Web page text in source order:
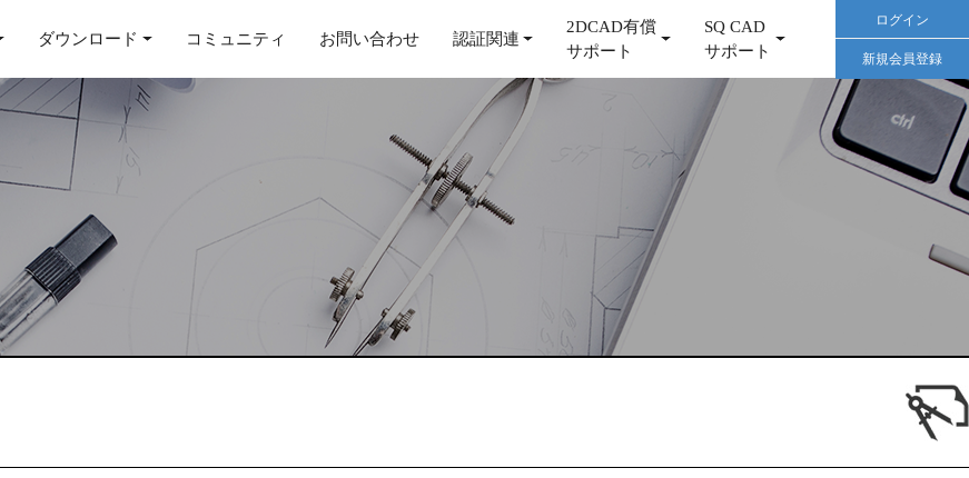
ダウンロード コミュニティ お問い合わせ 認証関連
2DCAD有償
サポート
SQ CAD
サポート
ログイン
新規会員登録